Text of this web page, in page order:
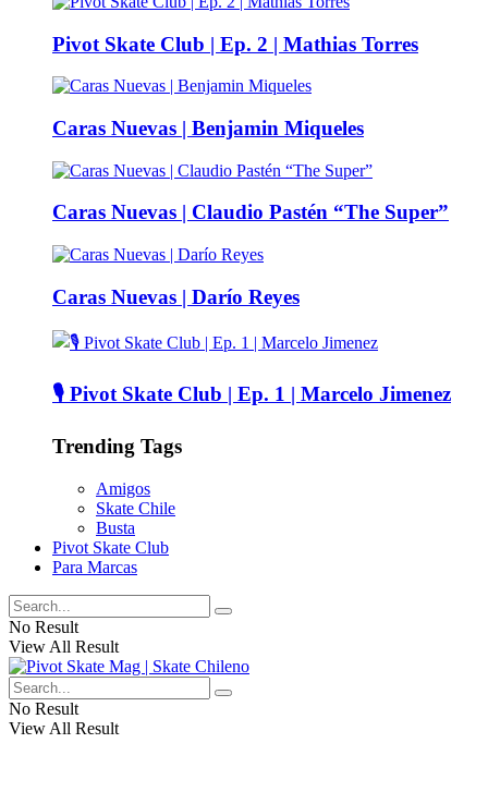
Pivot Skate Club | Ep. 2 | Mathias Torres
Caras Nuevas | Benjamin Miqueles
Caras Nuevas | Claudio Pastén “The Super”
Caras Nuevas | Darío Reyes
🎙️ Pivot Skate Club | Ep. 1 | Marcelo Jimenez
Trending Tags
Amigos
Skate Chile
Busta
Pivot Skate Club
Para Marcas
No Result
View All Result
No Result
View All Result